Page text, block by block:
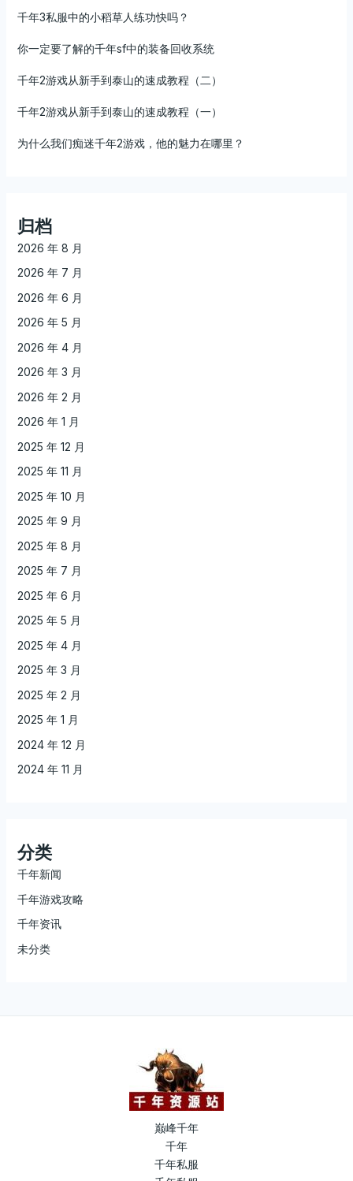
千年3私服中的小稻草人练功快吗？
你一定要了解的千年sf中的装备回收系统
千年2游戏从新手到泰山的速成教程（二）
千年2游戏从新手到泰山的速成教程（一）
为什么我们痴迷千年2游戏，他的魅力在哪里？
归档
2026 年 8 月
2026 年 7 月
2026 年 6 月
2026 年 5 月
2026 年 4 月
2026 年 3 月
2026 年 2 月
2026 年 1 月
2025 年 12 月
2025 年 11 月
2025 年 10 月
2025 年 9 月
2025 年 8 月
2025 年 7 月
2025 年 6 月
2025 年 5 月
2025 年 4 月
2025 年 3 月
2025 年 2 月
2025 年 1 月
2024 年 12 月
2024 年 11 月
分类
千年新闻
千年游戏攻略
千年资讯
未分类
巅峰千年
千年
千年私服